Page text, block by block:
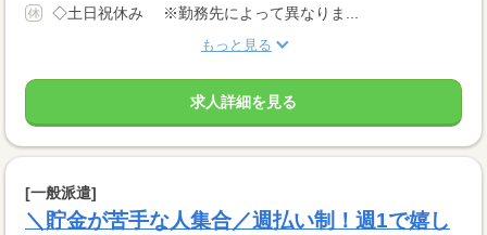
◇土日祝休み ※勤務先によって異なりま...
もっと見る
求人詳細を見る
[一般派遣]
＼貯金が苦手な人集合／週払い制！週1で嬉し